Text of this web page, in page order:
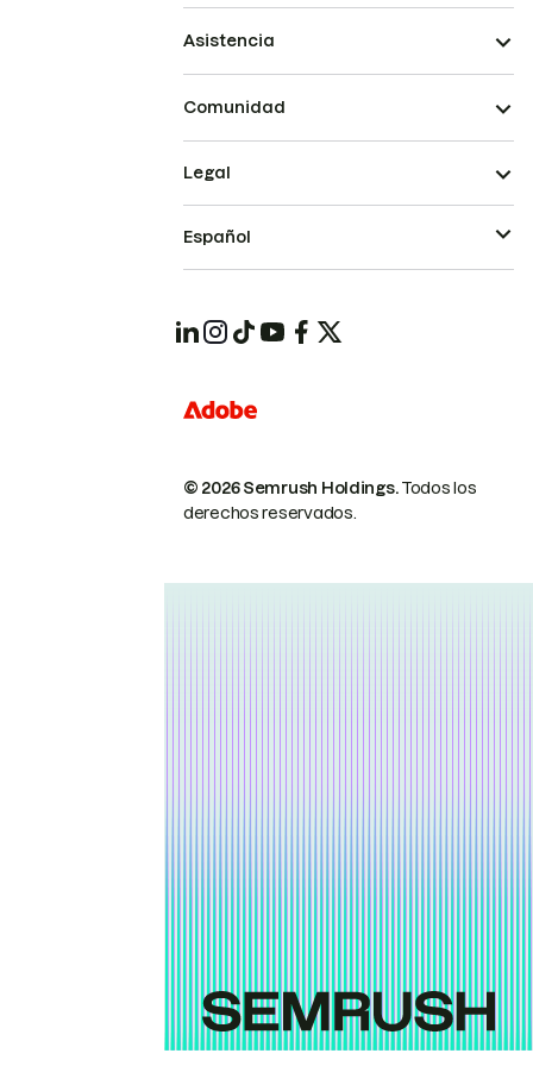
Asistencia
Comunidad
© 2026 Semrush Holdings.Todos los
derechos reservados.
Legal
Español